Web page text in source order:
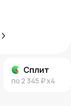
Сплит
по 2 345 ₽x4